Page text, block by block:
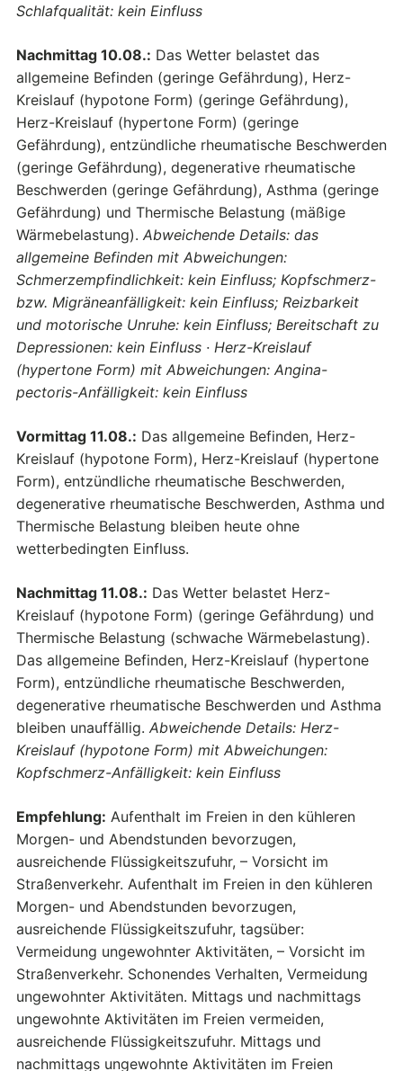
Schlafqualität: kein Einfluss
Nachmittag 10.08.: Das Wetter belastet das
allgemeine Befinden (geringe Gefährdung), Herz-
Kreislauf (hypotone Form) (geringe Gefährdung),
Herz-Kreislauf (hypertone Form) (geringe
Gefährdung), entzündliche rheumatische Beschwerden
(geringe Gefährdung), degenerative rheumatische
Beschwerden (geringe Gefährdung), Asthma (geringe
Gefährdung) und Thermische Belastung (mäßige
Wärmebelastung). Abweichende Details: das
allgemeine Befinden mit Abweichungen:
Schmerzempfindlichkeit: kein Einfluss; Kopfschmerz-
bzw. Migräneanfälligkeit: kein Einfluss; Reizbarkeit
und motorische Unruhe: kein Einfluss; Bereitschaft zu
Depressionen: kein Einfluss · Herz-Kreislauf
(hypertone Form) mit Abweichungen: Angina-
pectoris-Anfälligkeit: kein Einfluss
Vormittag 11.08.: Das allgemeine Befinden, Herz-
Kreislauf (hypotone Form), Herz-Kreislauf (hypertone
Form), entzündliche rheumatische Beschwerden,
degenerative rheumatische Beschwerden, Asthma und
Thermische Belastung bleiben heute ohne
wetterbedingten Einfluss.
Nachmittag 11.08.: Das Wetter belastet Herz-
Kreislauf (hypotone Form) (geringe Gefährdung) und
Thermische Belastung (schwache Wärmebelastung).
Das allgemeine Befinden, Herz-Kreislauf (hypertone
Form), entzündliche rheumatische Beschwerden,
degenerative rheumatische Beschwerden und Asthma
bleiben unauffällig. Abweichende Details: Herz-
Kreislauf (hypotone Form) mit Abweichungen:
Kopfschmerz-Anfälligkeit: kein Einfluss
Empfehlung: Aufenthalt im Freien in den kühleren
Morgen- und Abendstunden bevorzugen,
ausreichende Flüssigkeitszufuhr, – Vorsicht im
Straßenverkehr. Aufenthalt im Freien in den kühleren
Morgen- und Abendstunden bevorzugen,
ausreichende Flüssigkeitszufuhr, tagsüber:
Vermeidung ungewohnter Aktivitäten, – Vorsicht im
Straßenverkehr. Schonendes Verhalten, Vermeidung
ungewohnter Aktivitäten. Mittags und nachmittags
ungewohnte Aktivitäten im Freien vermeiden,
ausreichende Flüssigkeitszufuhr. Mittags und
nachmittags ungewohnte Aktivitäten im Freien